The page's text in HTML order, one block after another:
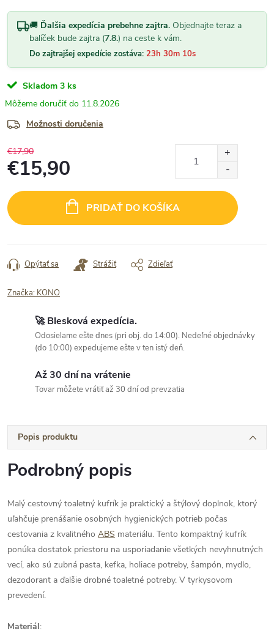
🚚 Ďalšia expedícia prebehne zajtra. Objednajte teraz a
balíček bude zajtra (7.8.) na ceste k vám.
Do zajtrajšej expedície zostáva: 23h 30m 10s
Skladom 3 ks
11.8.2026
Možnosti doručenia
€17,90
€15,90
cena:
PRIDAŤ DO KOŠÍKA
Opýtať sa Strážiť Zdieľať
Značka: KONO
🚀 Blesková expedícia.
Odosielame ešte dnes (pri obj. do 14:00). Nedeľné objednávky
(do 10:00) expedujeme ešte v ten istý deň.
Až 30 dní na vrátenie
Tovar môžete vrátiť až 30 dní od prevzatia
Popis produktu
Podrobný popis
Malý cestovný toaletný kufrík je praktický a štýlový doplnok, ktorý
uľahčuje prenášanie osobných hygienických potrieb počas
cestovania z kvalitného ABS materiálu. Tento kompaktný kufrík
ponúka dostatok priestoru na usporiadanie všetkých nevyhnutných
vecí, ako sú zubná pasta, kefka, holiace potreby, šampón, mydlo,
dezodorant a ďalšie drobné toaletné potreby. V tyrkysovom
prevedení.
Materiál: